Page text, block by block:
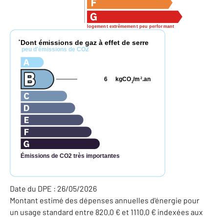
logement extrêmement peu performant
* Dont émissions de gaz à effet de serre
peu d'émissions de CO2
Émissions de CO2 très importantes
kgCO2/m 2.an
6
Date du DPE : 26/05/2026
Montant estimé des dépenses annuelles d'énergie pour
un usage standard entre 820,0 € et 1110,0 € indexées aux